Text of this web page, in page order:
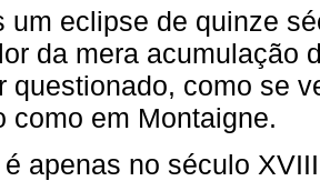
um eclipse de quinze
da mera acumulação
questionado, como se
como em Montaigne.
é apenas no século